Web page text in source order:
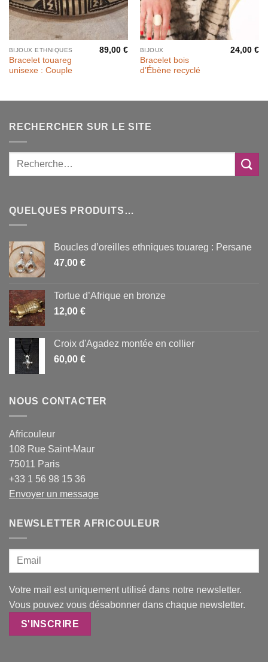
BIJOUX ETHNIQUES
Bracelet touareg
unisexe : Couple
89,00€ BIJOUX
Bracelet bois
d’Ébène recyclé
24,00€
RECHERCHER SUR LE SITE
QUELQUES PRODUITS…
Boucles d’oreilles ethniques touareg : Persane
47,00 €
Tortue d’Afrique en bronze
12,00 €
Croix d'Agadez montée en collier
60,00 €
NOUS CONTACTER
Africouleur
108 Rue Saint-Maur
75011 Paris
+33 1 56 98 15 36
Envoyer un message
NEWSLETTER AFRICOULEUR
Votre mail est uniquement utilisé dans notre newsletter.
Vous pouvez vous désabonner dans chaque newsletter.